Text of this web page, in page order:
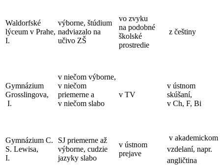
Waldorfské
lýceum v Prahe,
I.
výborne, štúdium
nadviazalo na
učivo ZŠ
vo zvyku
na podobné
školské
prostredie
z češtiny
Gymnázium
Grosslingova,
I.
v niečom výborne,
v niečom
priemerne a
v niečom slabo
v TV
v ústnom
skúšaní,
v Ch, F, Bi
Gymnázium C.
S. Lewisa,
I.
SJ priemerne až
výborne, cudzie
jazyky slabo
v ústnom
prejave
v akademickom
vzdelaní, napr.
angličtina